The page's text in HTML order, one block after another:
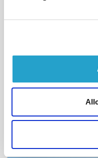
Colorama - réf 581
16 8